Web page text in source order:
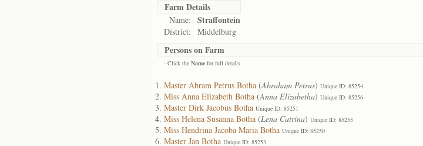
Farm Details
Name: Straffontein
District: Middelburg
Persons on Farm
- Click the Name for full details
Master Abram Petrus Botha (Abraham Petrus) Unique ID: 85254
Miss Anna Elizabeth Botha (Anna Elizabetha) Unique ID: 85256
Master Dirk Jacobus Botha Unique ID: 85251
Miss Helena Susanna Botha (Lena Catrina) Unique ID: 85255
Miss Hendrina Jacoba Maria Botha Unique ID: 85250
Master Jan Botha Unique ID: 85253